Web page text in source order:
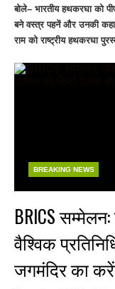
बोले– भारतीय हथकरघा को
बने वस्त्र पहनें और उनकी
राम को राष्ट्रीय हथकरघा
BREAKING NEWS
BRICS
वैश्विक
जगमंदिर का